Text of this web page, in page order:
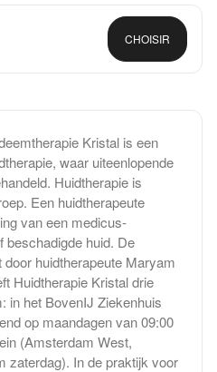
CHOISIR
Kristal is een
waar uiteenlopende
Huidtherapie is
Een huidtherapeute
van een medicus-
beschadigde huid. De
huidtherapeute Maryam
Huidtherapie Kristal drie
in het BovenIJ Ziekenhuis
op maandagen van 09:00
(Amsterdam West,
zaterdag). In de praktijk voor